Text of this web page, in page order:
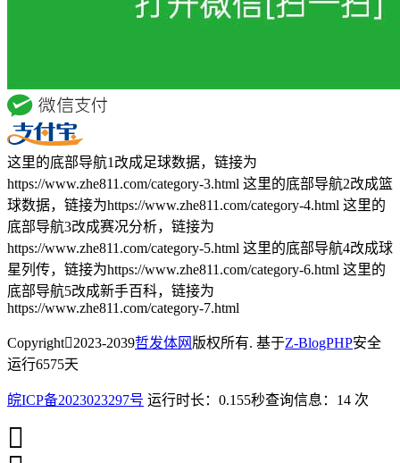
这里的底部导航1改成足球数据，链接为
https://www.zhe811.com/category-3.html 这里的底部导航2改成篮
球数据，链接为https://www.zhe811.com/category-4.html 这里的
底部导航3改成赛况分析，链接为
https://www.zhe811.com/category-5.html 这里的底部导航4改成球
星列传，链接为https://www.zhe811.com/category-6.html 这里的
底部导航5改成新手百科，链接为
https://www.zhe811.com/category-7.html
Copyright 2023-2039哲发体网 版权所有. 基于Z-BlogPHP安全
运行6575天
皖ICP备2023023297号 运行时长：0.155秒查询信息：14 次